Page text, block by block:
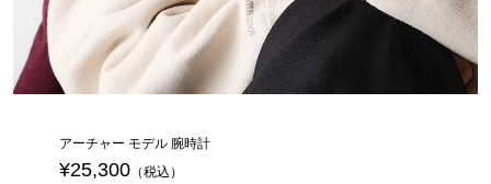
アーチャー モデル 腕時計
¥25,300 （税込）